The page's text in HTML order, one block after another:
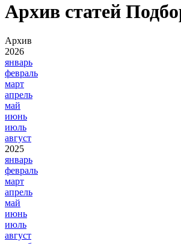
Архив статей
Архив
2026
январь
февраль
март
апрель
май
июнь
июль
август
2025
январь
февраль
март
апрель
май
июнь
июль
август